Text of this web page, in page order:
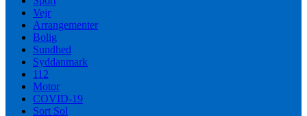
Vejr
Arrangementer
Bolig
Sundhed
Syddanmark
112
Motor
COVID-19
Sort Sol